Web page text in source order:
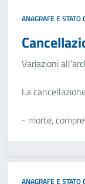
ANAGRAFE E STATO
Variazioni
La
- morte,
ANAGRAFE E STATO